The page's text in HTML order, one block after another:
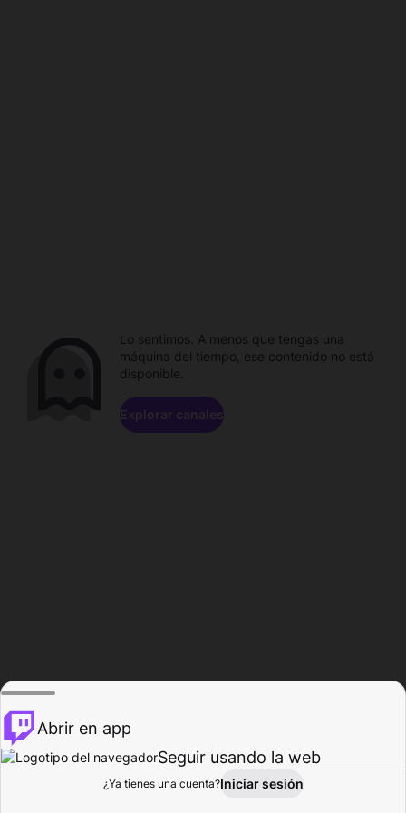
Explorar Actividad
Lo sentimos. A menos que tengas una
máquina del tiempo, ese contenido no está
disponible.
Explorar canales
Abrir en app
Seguir usando la web
¿Ya tienes una cuenta?Iniciar sesión